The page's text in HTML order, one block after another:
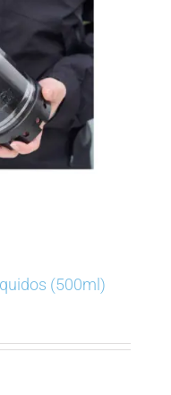
(500ml)